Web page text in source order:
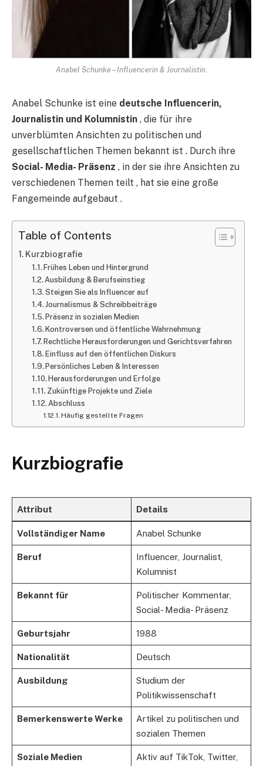
Anabel Schunke – Influencerin & Journalistin.
Anabel Schunke ist eine deutsche Influencerin,
Journalistin und Kolumnistin , die für ihre
unverblümten Ansichten zu politischen und
gesellschaftlichen Themen bekannt ist . Durch ihre
Social- Media- Präsenz , in der sie ihre Ansichten zu
verschiedenen Themen teilt , hat sie eine große
Fangemeinde aufgebaut .
Table of Contents
Kurzbiografie
Frühes Leben und Hintergrund
Ausbildung & Berufseinstieg​
Steigen Sie als Influencer auf
Journalismus & Schreibbeiträge​
Präsenz in sozialen Medien
Kontroversen und öffentliche Wahrnehmung
Rechtliche Herausforderungen und Gerichtsverfahren​
Einfluss auf den öffentlichen Diskurs
Persönliches Leben & Interessen
Herausforderungen und Erfolge
Zukünftige Projekte und Ziele
Abschluss
Häufig gestellte Fragen
Kurzbiografie
Attribut Details
Vollständiger Name Anabel Schunke
Beruf
Influencer, Journalist,
Kolumnist
Bekannt für
Politischer Kommentar,
Social- Media- Präsenz
Geburtsjahr​ 1988
Nationalität Deutsch
Ausbildung
Studium der
Politikwissenschaft
Bemerkenswerte Werke
Artikel zu politischen und
sozialen Themen
Soziale Medien
Aktiv auf TikTok, Twitter,